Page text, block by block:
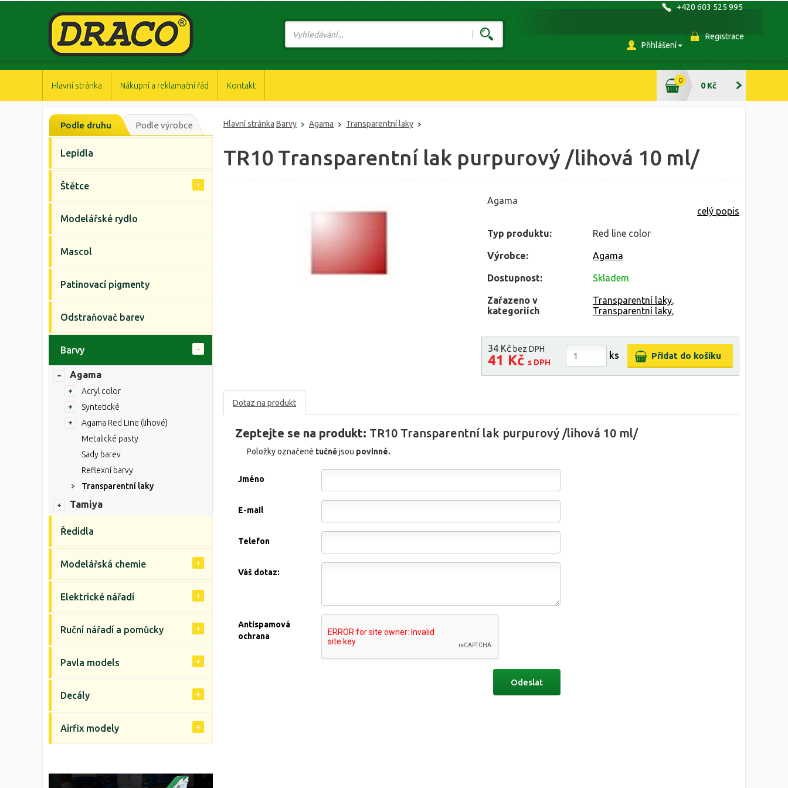
+420 603 525 995
Přihlášení
Registrace
Hlavní stránka Nákupní a reklamační řád Kontakt
0
0 Kč
Hlavní stránka Barvy Agama Transparentní laky
TR10 Transparentní lak purpurový /lihová 10 ml/
Agama
celý popis
Typ produktu: Red line color
Výrobce: Agama
Dostupnost: Skladem
Zařazeno v
kategoriích
Transparentní laky,
Transparentní laky,
34 Kč bez DPH
41 Kč s DPH
ks
Dotaz na produkt
Zeptejte se na produkt: TR10 Transparentní lak purpurový /lihová 10 ml/
Položky označené tučnějsou povinné.
Jméno
E-mail
Telefon
Váš dotaz:
Antispamová
ochrana
Podle druhu Podle výrobce
Lepidla
Štětce
Modelářské rydlo
Mascol
Patinovací pigmenty
Odstraňovač barev
Barvy
Agama
Acryl color
Syntetické
Agama Red Line (lihové)
Metalické pasty
Sady barev
Reflexní barvy
Transparentní laky
Tamiya
Ředidla
Modelářská chemie
Elektrické nářadí
Ruční nářadí a pomůcky
Pavla models
Decály
Airfix modely